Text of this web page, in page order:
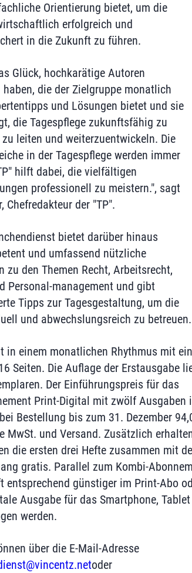
Orientierung bietet, um die
erfolgreich und
in die Zukunft zu führen.
Glück, hochkarätige Autoren
haben, die der Zielgruppe monatlich
und Lösungen bietet und sie
die Tagespflege zukunftsfähig zu
leiten und weiterzuentwickeln. Die
in der Tagespflege werden immer
hilft dabei, die vielfältigen
professionell zu meistern.", sagt
Chefredakteur der "TP".
bietet darüber hinaus
und umfassend nützliche
zu den Themen Recht, Arbeitsrecht,
Personal-management und gibt
Tipps zur Tagesgestaltung, um die
und abwechslungsreich zu betreuen.
in einem monatlichen Rhythmus mit
Seiten. Die Auflage der Erstausgabe
Der Einführungspreis für das
Print-Digital mit zwölf Ausgaben
Bestellung bis zum 31. Dezember
MwSt. und Versand. Zusätzlich
die ersten drei Hefte zusammen mit
gratis. Parallel zum Kombi-
entsprechend günstiger im Print-Abo
Ausgabe für das Smartphone, Tablet
werden.
über die E-Mail-Adresse
oder